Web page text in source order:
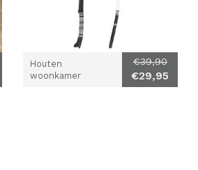
Houten
woonkamer
€39,90
€29,95